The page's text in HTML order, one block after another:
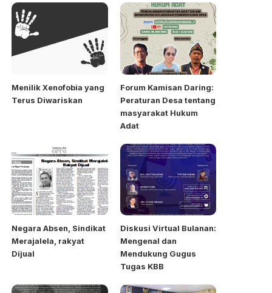
Menilik Xenofobia yang
Terus Diwariskan
Forum Kamisan Daring:
Peraturan Desa tentang
masyarakat Hukum
Adat
Negara Absen, Sindikat
Merajalela, rakyat
Dijual
Diskusi Virtual Bulanan:
Mengenal dan
Mendukung Gugus
Tugas KBB